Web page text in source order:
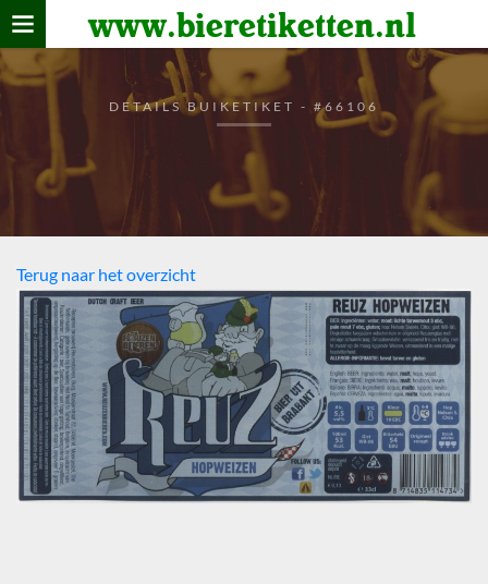
www.bieretiketten.nl
Home
verzamelen
De bierkaart
Bezoekers
DETAILS BUIKETIKET - #66106
Terug naar het overzicht